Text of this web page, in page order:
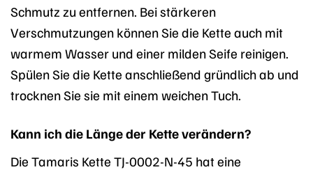
Schmutz zu entfernen. Bei stärkeren
Verschmutzungen können Sie die Kette auch mit
warmem Wasser und einer milden Seife reinigen.
Spülen Sie die Kette anschließend gründlich ab und
trocknen Sie sie mit einem weichen Tuch.
Kann ich die Länge der Kette verändern?
Die Tamaris Kette TJ-0002-N-45 hat eine